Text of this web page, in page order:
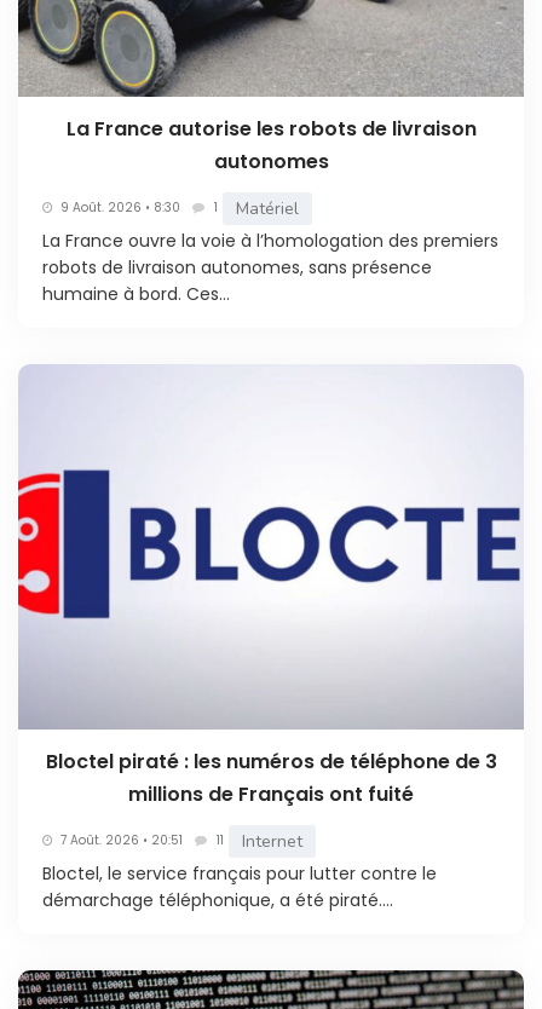
La France autorise les robots de livraison
autonomes
9 Août. 2026 • 8:30 1 Matériel
La France ouvre la voie à l’homologation des premiers
robots de livraison autonomes, sans présence
humaine à bord. Ces...
Bloctel piraté : les numéros de téléphone de 3
millions de Français ont fuité
7 Août. 2026 • 20:51 11 Internet
Bloctel, le service français pour lutter contre le
démarchage téléphonique, a été piraté....